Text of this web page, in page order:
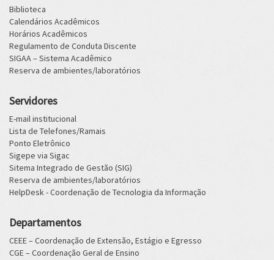
Biblioteca
Calendários Acadêmicos
Horários Acadêmicos
Regulamento de Conduta Discente
SIGAA – Sistema Acadêmico
Reserva de ambientes/laboratórios
Servidores
E-mail institucional
Lista de Telefones/Ramais
Ponto Eletrônico
Sigepe via Sigac
Sitema Integrado de Gestão (SIG)
Reserva de ambientes/laboratórios
HelpDesk - Coordenação de Tecnologia da Informação
Departamentos
CEEE – Coordenação de Extensão, Estágio e Egresso
CGE – Coordenação Geral de Ensino